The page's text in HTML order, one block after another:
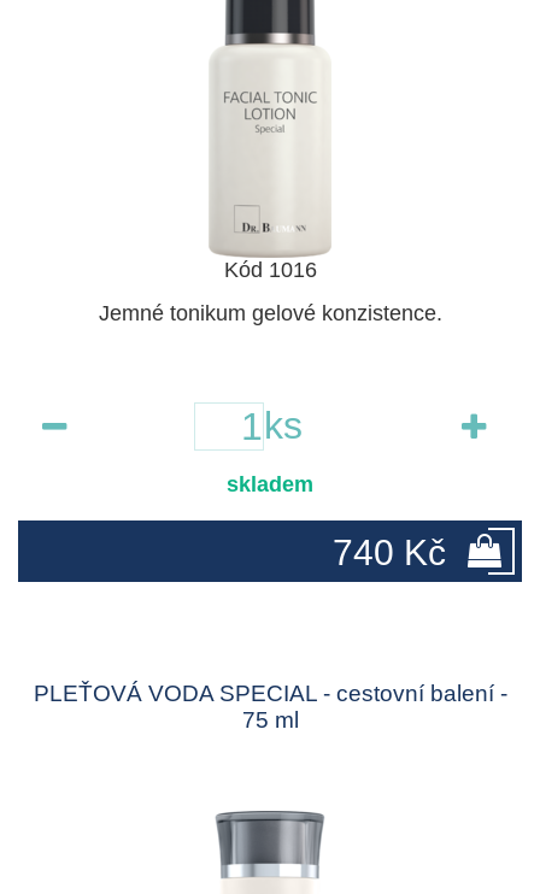
Kód 1016
Jemné tonikum gelové konzistence.
ks
skladem
740 Kč
PLEŤOVÁ VODA SPECIAL - cestovní balení -
75 ml